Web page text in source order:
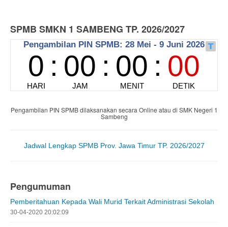
SPMB SMKN 1 SAMBENG TP. 2026/2027
Pengambilan PIN SPMB dilaksanakan secara Online atau di SMK Negeri 1
Sambeng
Jadwal Lengkap SPMB Prov. Jawa Timur TP. 2026/2027
Pengumuman
Pemberitahuan Kepada Wali Murid Terkait Administrasi Sekolah
30-04-2020 20:02:09